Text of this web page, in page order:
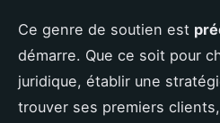
Ce genre de soutien est
démarre. Que ce soit pour
juridique, établir une
trouver ses premiers